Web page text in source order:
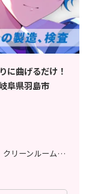
に曲げるだけ！
阜県羽島市
検査、加工、マシンオペレーター、クリーンルーム、清掃・洗浄、品質管理、立ち作業、バリ取り